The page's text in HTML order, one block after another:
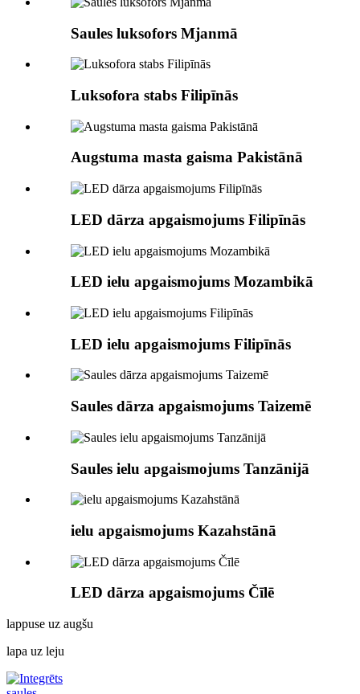
Saules luksofors Mjanmā
Luksofora stabs Filipīnās
Augstuma masta gaisma Pakistānā
LED dārza apgaismojums Filipīnās
LED ielu apgaismojums Mozambikā
LED ielu apgaismojums Filipīnās
Saules dārza apgaismojums Taizemē
Saules ielu apgaismojums Tanzānijā
ielu apgaismojums Kazahstānā
LED dārza apgaismojums Čīlē
lappuse uz augšu
lapa uz leju